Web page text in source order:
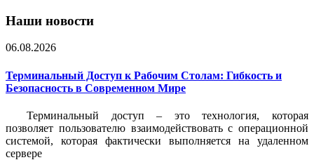
Наши новости
06.08.2026
Терминальный Доступ к Рабочим Столам: Гибкость и
Безопасность в Современном Мире
Терминальный доступ – это технология, которая
позволяет пользователю взаимодействовать с операционной
системой, которая фактически выполняется на удаленном
сервере